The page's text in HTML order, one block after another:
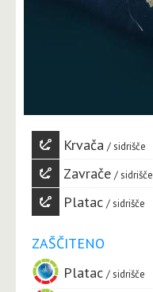
Krvača sidrišče
Zavrače sidrišče
Platac sidrišče
ZAŠČITENO
Platac
sidrišče